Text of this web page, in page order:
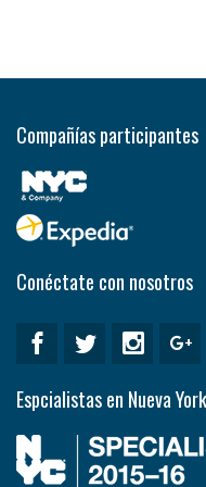
Compañías participantes
Conéctate con nosotros
Espcialistas en Nueva York